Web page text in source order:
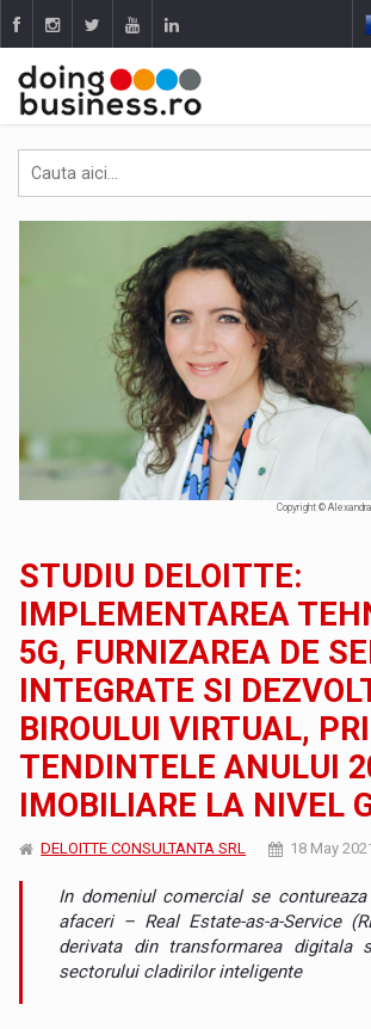
Copyright ©
STUDIU DELOITTE:
IMPLEMENTAREA
5G, FURNIZAREA DE
INTEGRATE SI
BIROULUI VIRTUAL,
TENDINTELE ANULUI
IMOBILIARE LA NIVEL
DELOITTE CONSULTANTA SRL 18 May
In domeniul comercial se
afaceri – Real Estate-as-a-Service
derivata din transformarea digitala
sectorului cladirilor inteligente